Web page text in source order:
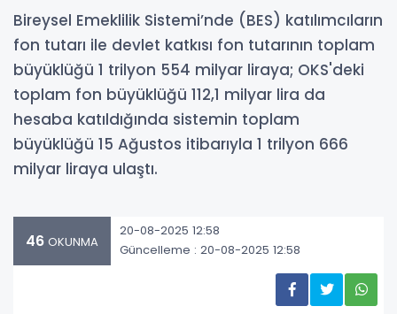
Bireysel Emeklilik Sistemi’nde (BES) katılımcıların
fon tutarı ile devlet katkısı fon tutarının toplam
büyüklüğü 1 trilyon 554 milyar liraya; OKS'deki
toplam fon büyüklüğü 112,1 milyar lira da
hesaba katıldığında sistemin toplam
büyüklüğü 15 Ağustos itibarıyla 1 trilyon 666
milyar liraya ulaştı.
46 OKUNMA
20-08-2025 12:58
Güncelleme : 20-08-2025 12:58